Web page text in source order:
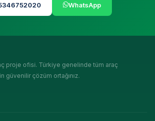
WhatsApp
proje ofisi. Türkiye genelinde tüm araç
güvenilir çözüm ortağınız.